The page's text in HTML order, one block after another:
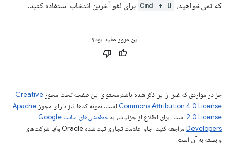
که نمی‌خواهید، Cmd + U برای لغو آخرین انتخاب استفاده کنید.
این مرور مفید بود؟
جز در مواردی که غیر از این ذکر شده باشد،‌محتوای این صفحه تحت مجوز Creative
Commons Attribution 4.0 License است. نمونه کدها نیز دارای مجوز Apache
2.0 License است. برای اطلاع از جزئیات، به
خطمشی‌های سایت Google
Developers‏
مراجعه کنید. جاوا علامت تجاری ثبت‌شده Oracle و/یا شرکت‌های
وابسته به آن است.